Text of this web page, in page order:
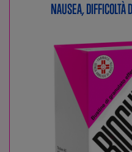
NAUSEA, DIFFICOLTÀ